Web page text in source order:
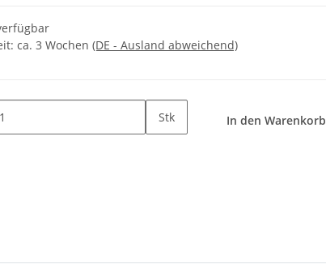
ca. 3 Wochen (DE - Ausland abweichend)
Stk In den Warenkorb